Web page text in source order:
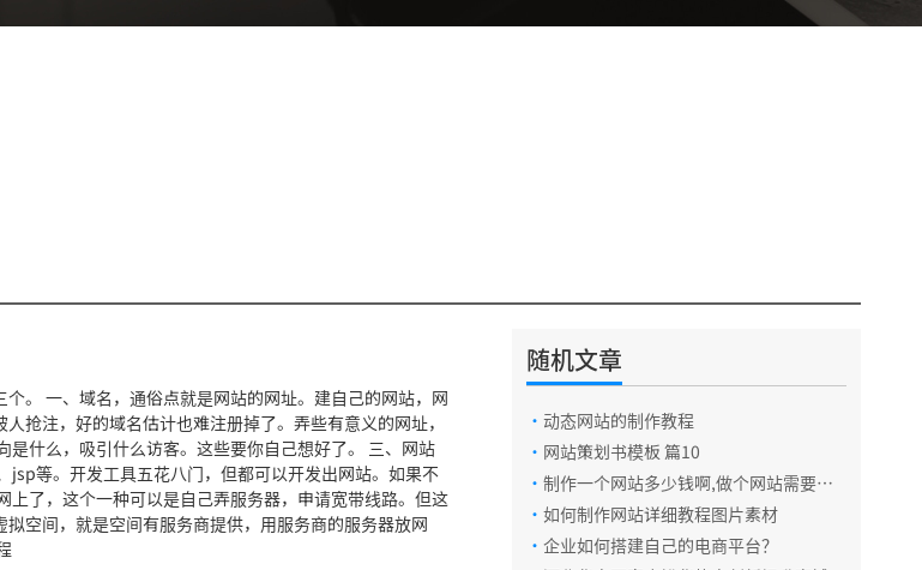
。 一、域名，通俗点就是网站的网址。建自己的网站，网
抢注，好的域名估计也难注册掉了。弄些有意义的网址，
什么，吸引什么访客。这些要你自己想好了。 三、网站
等。开发工具五花八门，但都可以开发出网站。如果不
了，这个一种可以是自己弄服务器，申请宽带线路。但这
空间，就是空间有服务商提供，用服务商的服务器放网
随机文章
· 动态网站的制作教程
· 网站策划书模板 篇10
· 制作一个网站多少钱啊,做个网站需要多
少钱
· 如何制作网站详细教程图片素材
· 企业如何搭建自己的电商平台？